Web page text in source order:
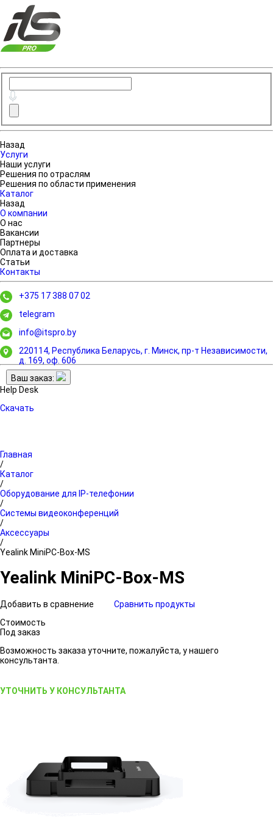
Назад
Услуги
Наши услуги
Решения по отраслям
Решения по области применения
Каталог
Назад
О компании
О нас
Вакансии
Партнеры
Оплата и доставка
Статьи
Контакты
+375 17 388 07 02
telegram
info@itspro.by
220114, Республика Беларусь, г. Минск, пр-т Независимости,
д. 169, оф. 606
Ваш заказ:
Help Desk
Скачать
Главная
/
Каталог
/
Оборудование для IP-телефонии
/
Системы видеоконференций
/
Аксессуары
/
Yealink MiniPC-Box-MS
Yealink MiniPC-Box-MS
Добавить в сравнение
Сравнить продукты
Стоимость
Под заказ
Возможность заказа уточните, пожалуйста, у нашего
консультанта.
УТОЧНИТЬ У КОНСУЛЬТАНТА